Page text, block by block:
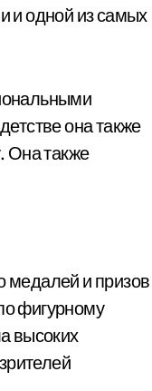
и одной из самых
она также
Она также
медалей и призов
фигурному
высоких